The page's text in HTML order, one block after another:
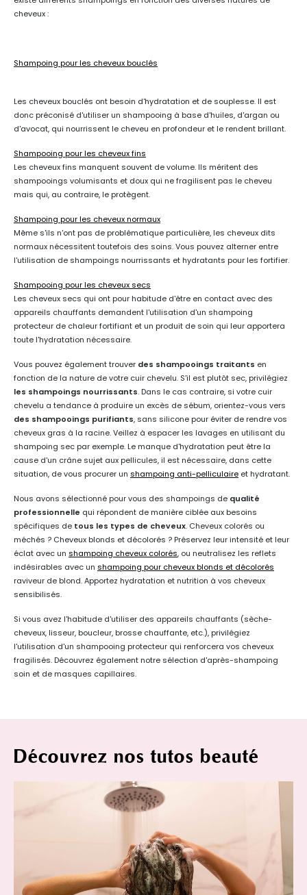
cheveux :
Shampoing pour les cheveux bouclés
Les cheveux bouclés ont besoin d'hydratation et de souplesse. Il est
donc préconisé d'utiliser un shampooing à base d'huiles, d'argan ou
d'avocat, qui nourrissent le cheveu en profondeur et le rendent brillant.
Shampooing pour les cheveux fins
Les cheveux fins manquent souvent de volume. Ils méritent des
shampooings volumisants et doux qui ne fragilisent pas le cheveu
mais qui, au contraire, le protègent.
Shampoing pour les cheveux normaux
Même s'ils n'ont pas de problématique particulière, les cheveux dits
normaux nécessitent toutefois des soins. Vous pouvez alterner entre
l'utilisation de shampoings nourrissants et hydratants pour les fortifier.
Shampooing pour les cheveux secs
Les cheveux secs qui ont pour habitude d'être en contact avec des
appareils chauffants demandent l'utilisation d'un shampoing
protecteur de chaleur fortifiant et un produit de soin qui leur apportera
toute l'hydratation nécessaire.
Vous pouvez également trouver des shampooings traitants en
fonction de la nature de votre cuir chevelu. S'il est plutôt sec, privilégiez
les shampoings nourrissants. Dans le cas contraire, si votre cuir
chevelu a tendance à produire un excès de sébum, orientez-vous vers
des shampooings purifiants, sans silicone pour éviter de rendre vos
cheveux gras à la racine. Veillez à espacer les lavages en utilisant du
shampoing sec par exemple. Le manque d'hydratation peut être la
cause d'un crâne sujet aux pellicules, il est nécessaire, dans cette
situation, de vous procurer un shampoing anti-pelliculaire et hydratant.
Nous avons sélectionné pour vous des shampoings de qualité
professionnelle qui répondent de manière ciblée aux besoins
spécifiques de tous les types de cheveux. Cheveux colorés ou
méchés ? Cheveux blonds et décolorés ? Préservez leur intensité et leur
éclat avec un shampoing cheveux colorés, ou neutralisez les reflets
indésirables avec un shampoing pour cheveux blonds et décolorés
raviveur de blond. Apportez hydratation et nutrition à vos cheveux
sensibilisés.
Si vous avez l'habitude d'utiliser des appareils chauffants (sèche-
cheveux, lisseur, boucleur, brosse chauffante, etc.), privilégiez
l'utilisation d'un shampooing protecteur qui renforcera vos cheveux
fragilisés. Découvrez également notre sélection d'après-shampoing
soin et de masques capillaires.
Découvrez nos tutos beauté